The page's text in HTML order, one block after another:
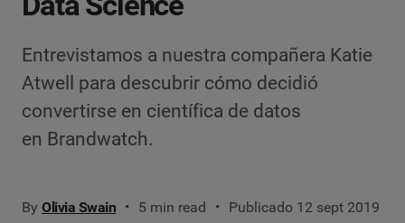
Entrevistamos a nuestra compañera Katie
Atwell para descubrir cómo decidió
convertirse en científica de datos
en Brandwatch.
By Olivia Swain 5 min read Publicado 12 sept 2019